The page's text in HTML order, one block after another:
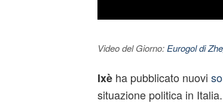
Video del Giorno: Eurogol di
Ixèha pubblicato nuovi
situazione politica in